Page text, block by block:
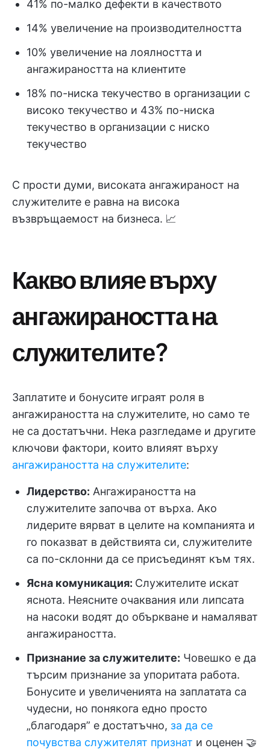
41% по-малко дефекти в качеството
14% увеличение на производителността
10% увеличение на лоялността и
ангажираността на клиентите
18% по-ниска текучество в организации с
високо текучество и 43% по-ниска
текучество в организации с ниско
текучество
С прости думи, високата ангажираност на
служителите е равна на висока
възвръщаемост на бизнеса. 📈
Какво влияе върху
ангажираността на
служителите?
Заплатите и бонусите играят роля в
ангажираността на служителите, но само те
не са достатъчни. Нека разгледаме и другите
ключови фактори, които влияят върху
ангажираността на служителите:
Лидерство: Ангажираността на
служителите започва от върха. Ако
лидерите вярват в целите на компанията и
го показват в действията си, служителите
са по-склонни да се присъединят към тях.
Ясна комуникация: Служителите искат
яснота. Неясните очаквания или липсата
на насоки водят до объркване и намаляват
ангажираността.
Признание за служителите: Човешко е да
търсим признание за упоритата работа.
Бонусите и увеличенията на заплатата са
чудесни, но понякога едно просто
„благодаря” е достатъчно, за да се
почувства служителят признат и оценен 🤝